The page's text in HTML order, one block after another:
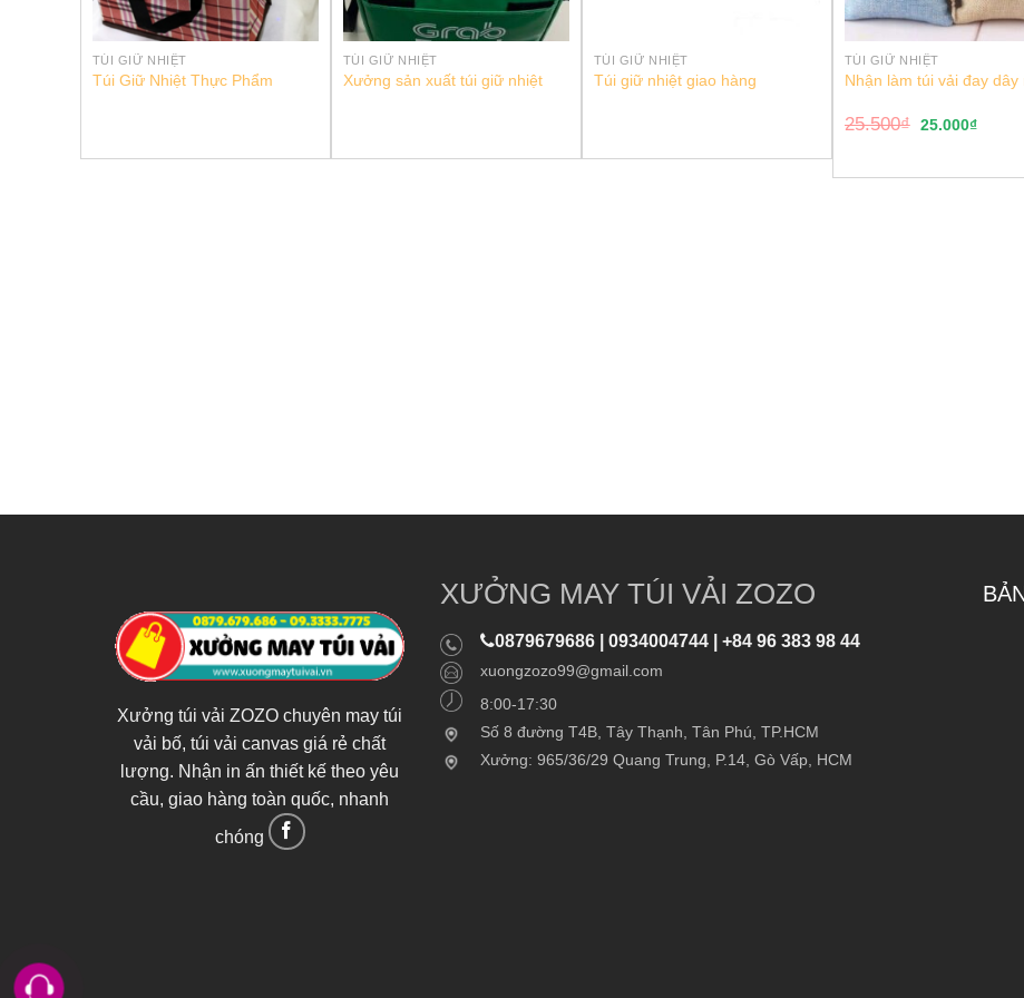
TÚI GIỮ NHIỆT
Túi Giữ Nhiệt Thực Phẩm
TÚI GIỮ NHIỆT
Xưởng sản xuất túi giữ nhiệt
TÚI GIỮ NHIỆT
Túi giữ nhiệt giao hàng
TÚI GIỮ NHIỆT
Nhận làm túi vải đay dây
25.500₫ 25.000₫
Xưởng túi vải ZOZO chuyên may túi
vải bố, túi vải canvas giá rẻ chất
lượng. Nhận in ấn thiết kế theo yêu
cầu, giao hàng toàn quốc, nhanh
chóng
XƯỞNG MAY TÚI VẢI ZOZO
0879679686 | 0934004744 | +84 96 383 98 44
xuongzozo99@gmail.com
8:00-17:30
Số 8 đường T4B, Tây Thạnh, Tân Phú, TP.HCM
Xưởng: 965/36/29 Quang Trung, P.14, Gò Vấp, HCM